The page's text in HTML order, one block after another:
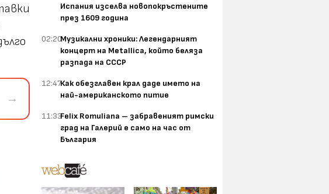
→
Испания изселва новопокръстените
през 1609 година
02:20Музикални хроники: Легендарният
концерт на Metallica, който беляза
разпада на СССР
12:47Как обезглавен крал даде името на
най-американското питие
11:33Felix Romuliana – забравеният римски
град на Галерий е само на час от
България